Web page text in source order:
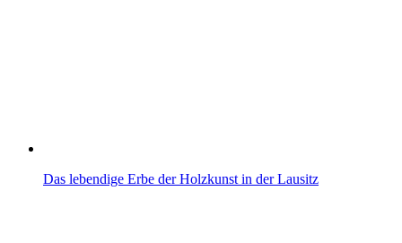
Das lebendige Erbe der Holzkunst in der Lausitz